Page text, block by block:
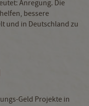
Anregung. Die
bessere
und in Deutschland zu
Geld Projekte in